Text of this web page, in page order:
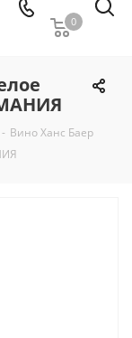
0
- Вино Ханс Баер